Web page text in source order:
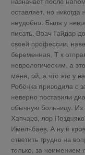
оставляет, но
неудобно. Была у
писать. Врач Гайдар
своей профессии,
беременная, Т к
неврологическим, а
меня, ой, а что это у
Ребёнка приводила с
неверно поставили
обычную больницу. Из
Хапчаев, лор
Имельбаев. А ну и
ответить трудно на
только, за неимением